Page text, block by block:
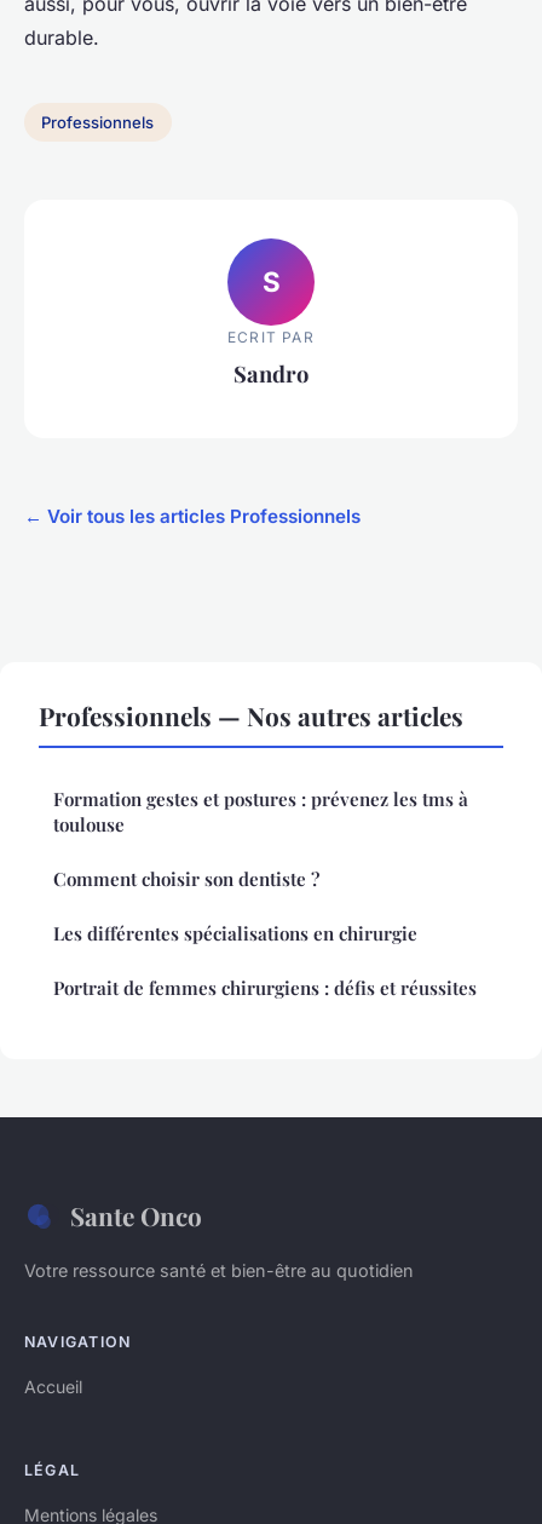
durable.
Professionnels
S
ECRIT PAR
Sandro
← Voir tous les articles Professionnels
Professionnels — Nos autres articles
Formation gestes et postures : prévenez les tms à
toulouse
Comment choisir son dentiste ?
Les différentes spécialisations en chirurgie
Portrait de femmes chirurgiens : défis et réussites
Sante Onco
Votre ressource santé et bien-être au quotidien
NAVIGATION
Accueil
LÉGAL
Mentions légales